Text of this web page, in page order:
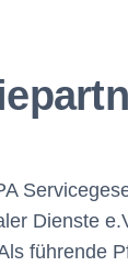
Dienste
führende